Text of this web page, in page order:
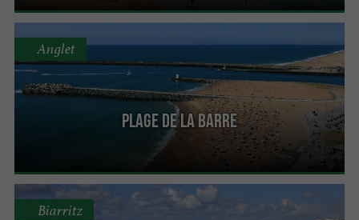
Plage de la Barre
Anglet
Biarritz